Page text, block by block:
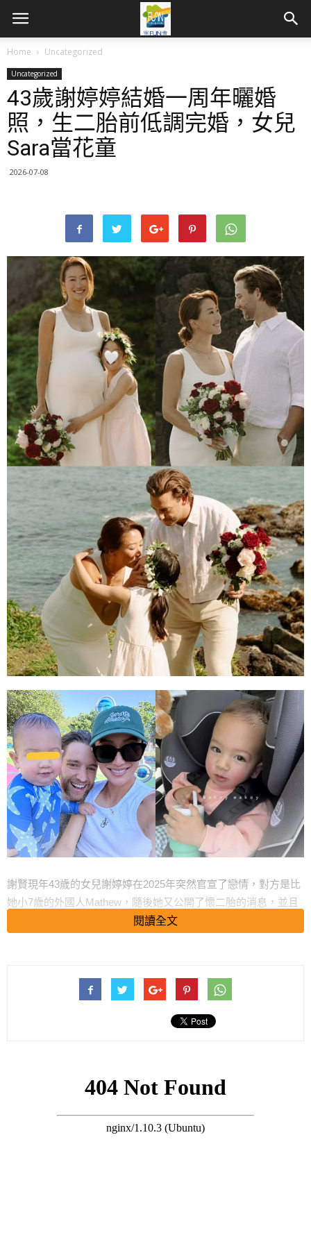
Home Uncategorized
Uncategorized
43歲謝婷婷結婚一周年曬婚
照，生二胎前低調完婚，女兒
Sara當花童
2026-07-08
謝賢現年43歲的女兒謝婷婷在2025年突然官宣了戀情，對方是比
她小7歲的外國人Mathew，隨後她又公開了懷二胎的消息，並且
在7月順利生下兒子布林肯。
年的照片，以此證實她已經結婚，成為人妻已經一年。
閱讀全文